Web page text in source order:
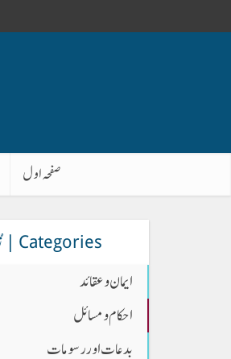
صفحہ اول
Categories | زُمرہ جات
ایمان وعقائد
احکام و مسائل
بدعات اور رسومات